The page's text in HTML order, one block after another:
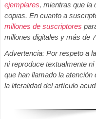
ejemplares, mientras que la
copias. En cuanto a
millones de suscriptores
millones digitales y más de
Advertencia: Por respeto a
ni reproduce textualmente
que han llamado la
la literalidad del artículo